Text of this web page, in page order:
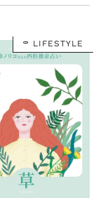
LIFESTYLE